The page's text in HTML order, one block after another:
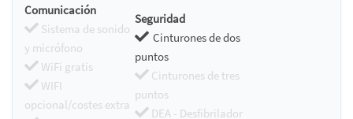
Comunicación
Sistema de sonido
y micrófono
WiFi gratis
WIFI
opcional/costes extra
Seguridad
Cinturones de dos
puntos
Cinturones de tres
puntos
DEA - Desfibrilador